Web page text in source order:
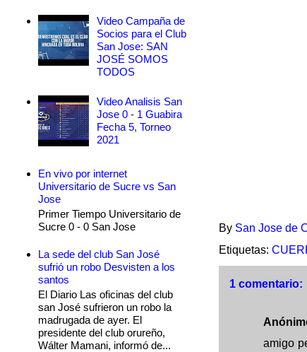
By San Jose de
Etiquetas:
1 comentario:
amigo
Video Campaña de
Socios para el Club
San Jose: SAN
JOSÉ SOMOS
TODOS
Video Analisis San
Jose 0 - 1 Guabira
Fecha 5, Torneo
2021
En vivo por internet
Universitario de Sucre vs San
Jose
Primer Tiempo Universitario de
Sucre 0 - 0 San Jose
La sede del club San José
sufrió un robo Desvisten a los
santos
El Diario Las oficinas del club
san José sufrieron un robo la
madrugada de ayer. El
presidente del club orureño,
Wálter Mamani, informó de...